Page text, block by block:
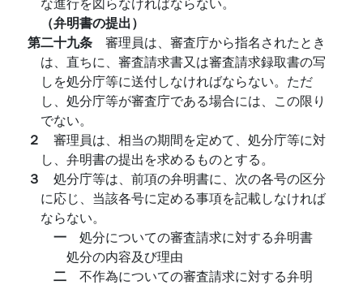
（弁明書の提出）
第二十九条 審理員は、審査庁から指名されたとき
は、直ちに、審査請求書又は審査請求録取書の写
しを処分庁等に送付しなければならない。ただ
し、処分庁等が審査庁である場合には、この限り
でない。
２ 審理員は、相当の期間を定めて、処分庁等に対
し、弁明書の提出を求めるものとする。
３ 処分庁等は、前項の弁明書に、次の各号の区分
に応じ、当該各号に定める事項を記載しなければ
ならない。
一 処分についての審査請求に対する弁明書
処分の内容及び理由
二 不作為についての審査請求に対する弁明